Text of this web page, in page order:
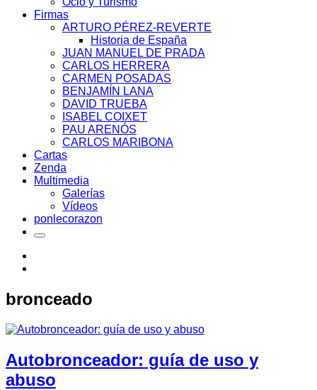
Firmas
ARTURO PÉREZ-REVERTE
Historia de España
JUAN MANUEL DE PRADA
CARLOS HERRERA
CARMEN POSADAS
BENJAMÍN LANA
DAVID TRUEBA
ISABEL COIXET
PAU ARENÓS
CARLOS MARIBONA
Cartas
Zenda
Multimedia
Galerías
Vídeos
ponlecorazon
bronceado
Autobronceador: guía de uso y
abuso